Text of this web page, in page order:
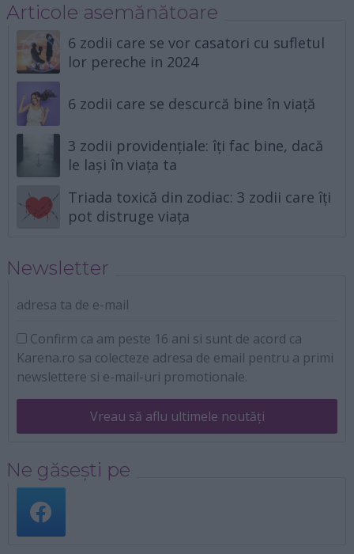
Articole asemănătoare
6 zodii care se vor casatori cu sufletul
lor pereche in 2024
6 zodii care se descurcă bine în viață
3 zodii providențiale: îți fac bine, dacă
le lași în viața ta
Triada toxică din zodiac: 3 zodii care îți
pot distruge viața
Newsletter
adresa ta de e-mail
Confirm ca am peste 16 ani si sunt de acord ca
Karena.ro sa colecteze adresa de email pentru a primi
newslettere si e-mail-uri promotionale.
Vreau să aflu ultimele noutăți
Ne găsești pe